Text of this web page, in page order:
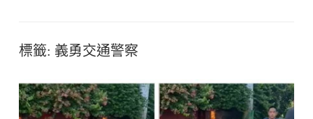
標籤: 義勇交通警察